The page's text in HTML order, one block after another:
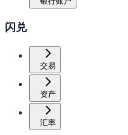
闪兑
交易
资产
汇率